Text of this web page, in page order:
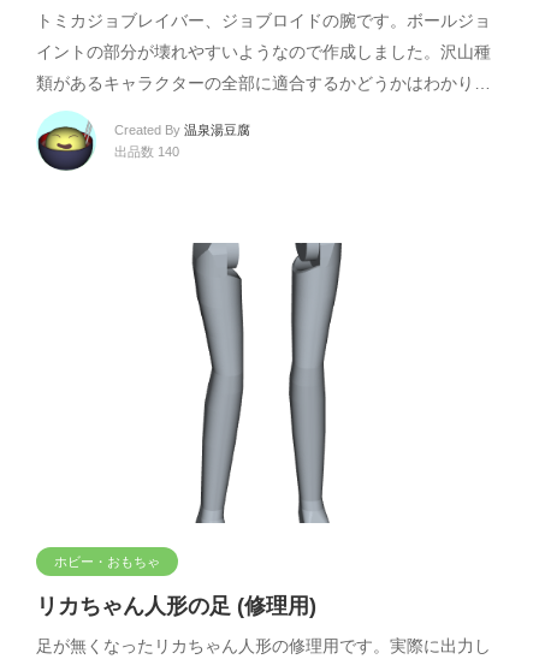
トミカジョブレイバー、ジョブロイドの腕です。ボールジョ
イントの部分が壊れやすいようなので作成しました。沢山種
類があるキャラクターの全部に適合するかどうかはわかり…
Created By 温泉湯豆腐
出品数 140
ホビー・おもちゃ
リカちゃん人形の足 (修理用)
足が無くなったリカちゃん人形の修理用です。実際に出力し